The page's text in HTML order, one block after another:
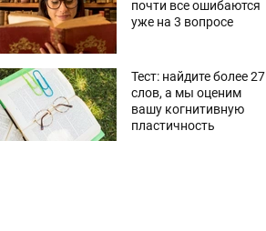
почти все ошибаются
уже на 3 вопросе
Тест: найдите более 27
слов, а мы оценим
вашу когнитивную
пластичность